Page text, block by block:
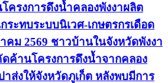
ครงการดึงน้ำคลองพังงาผลิต
ระทบระบบนิเวศ-เกษตรกรเดือด
คม 2569 ชาวบ้านในจังหวัดพังงา
ค้านโครงการดึงน้ำจากคลอง
ส่งให้จังหวัดภูเก็ต หลังพบมีการ